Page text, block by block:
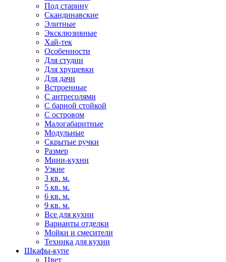
Под старину
Скандинавские
Элитные
Эксклюзивные
Хай-тек
Особенности
Для студии
Для хрущевки
Для дачи
Встроенные
С антресолями
С барной стойкой
С островом
Малогабаритные
Модульные
Скрытые ручки
Размер
Мини-кухни
Узкие
3 кв. м.
5 кв. м.
6 кв. м.
9 кв. м.
Все для кухни
Варианты отделки
Мойки и смесители
Техника для кухни
Шкафы-купе
Цвет